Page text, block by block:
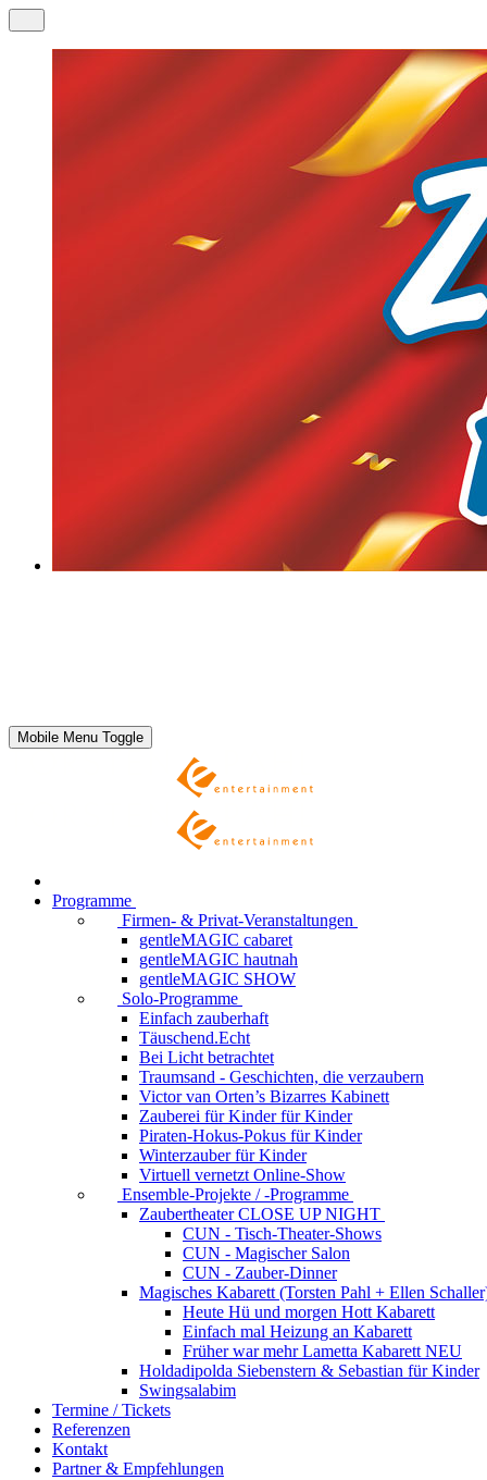
Mobile Menu Toggle
Programme
Firmen- & Privat-Veranstaltungen
gentleMAGIC cabaret
gentleMAGIC hautnah
gentleMAGIC SHOW
Solo-Programme
Einfach zauberhaft
Täuschend.Echt
Bei Licht betrachtet
Traumsand - Geschichten, die verzaubern
Victor van Orten’s Bizarres Kabinett
Zauberei für Kinder für Kinder
Piraten-Hokus-Pokus für Kinder
Winterzauber für Kinder
Virtuell vernetzt Online-Show
Ensemble-Projekte / -Programme
Zaubertheater CLOSE UP NIGHT
CUN - Tisch-Theater-Shows
CUN - Magischer Salon
CUN - Zauber-Dinner
Magisches Kabarett (Torsten Pahl + Ellen
Heute Hü und morgen Hott Kabarett
Einfach mal Heizung an Kabarett
Früher war mehr Lametta Kabarett NEU
Holdadipolda Siebenstern & Sebastian für Kinder
Swingsalabim
Termine / Tickets
Referenzen
Kontakt
Partner & Empfehlungen